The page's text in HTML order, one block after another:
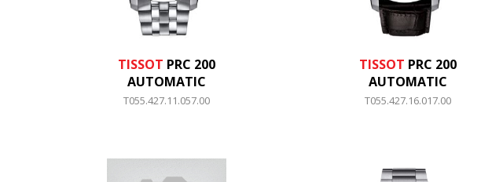
TISSOT PRC 200
AUTOMATIC
T055.427.11.057.00
TISSOT PRC 200
AUTOMATIC
T055.427.16.017.00